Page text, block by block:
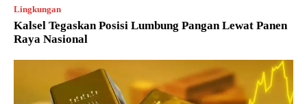
Lingkungan
Kalsel Tegaskan Posisi Lumbung Pangan Lewat Panen
Raya Nasional